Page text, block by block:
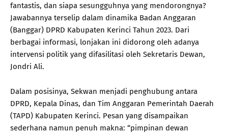
fantastis, dan siapa sesungguhnya yang mendorongnya?
Jawabannya terselip dalam dinamika Badan Anggaran
(Banggar) DPRD Kabupaten Kerinci Tahun 2023. Dari
berbagai informasi, lonjakan ini didorong oleh adanya
intervensi politik yang difasilitasi oleh Sekretaris Dewan,
Jondri Ali.
Dalam posisinya, Sekwan menjadi penghubung antara
DPRD, Kepala Dinas, dan Tim Anggaran Pemerintah Daerah
(TAPD) Kabupaten Kerinci. Pesan yang disampaikan
sederhana namun penuh makna: “pimpinan dewan